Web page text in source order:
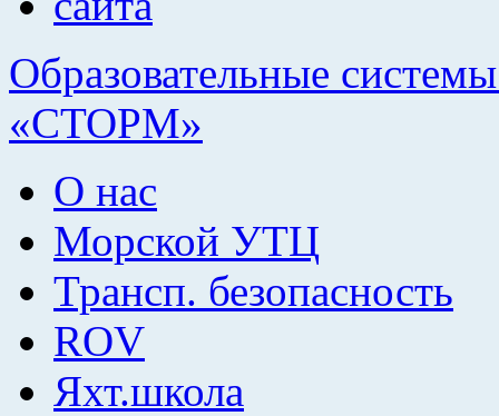
Образовательные
«СТОРМ»
О нас
Морской УТЦ
Трансп. безопасность
ROV
Яхт.школа